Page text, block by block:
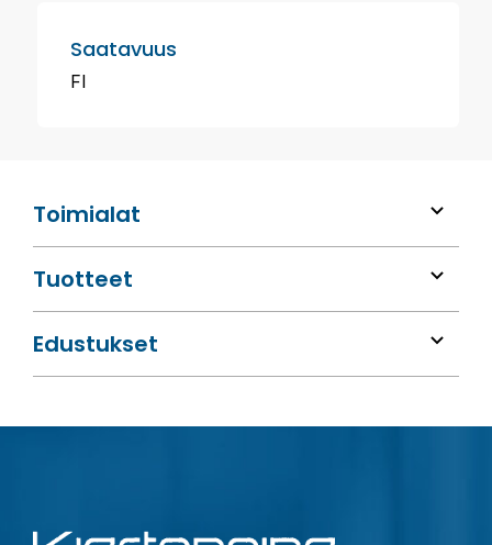
Toimialat
Tuotteet
Edustukset
Saatavuus
FI